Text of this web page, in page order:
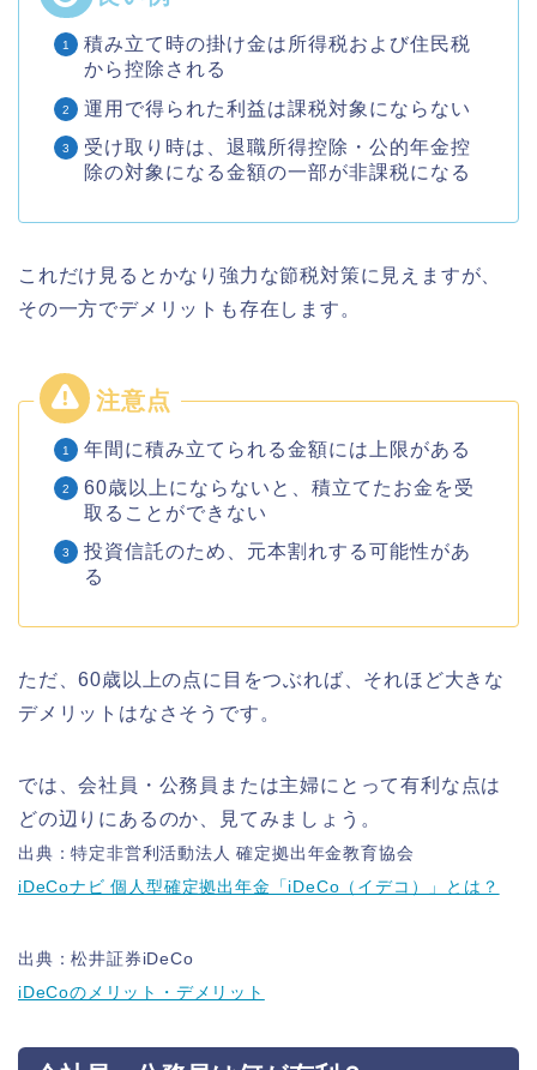
積み立て時の掛け金は所得税および住民税
から控除される
運用で得られた利益は課税対象にならない
受け取り時は、退職所得控除・公的年金控
除の対象になる金額の一部が非課税になる
これだけ見るとかなり強力な節税対策に見えますが、
その一方でデメリットも存在します。
年間に積み立てられる金額には上限がある
60歳以上にならないと、積立てたお金を受
取ることができない
投資信託のため、元本割れする可能性があ
る
ただ、60歳以上の点に目をつぶれば、それほど大きな
デメリットはなさそうです。
では、会社員・公務員または主婦にとって有利な点は
どの辺りにあるのか、見てみましょう。
出典：特定非営利活動法人 確定拠出年金教育協会
iDeCoナビ 個人型確定拠出年金「iDeCo（イデコ）」とは？
出典：松井証券iDeCo
iDeCoのメリット・デメリット